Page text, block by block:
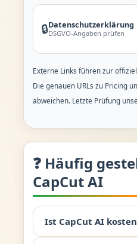
🔒Datenschutzerklärung
DSGVO-Angaben prüfen
Externe Links führen zur
Die genauen URLs zu Pricing
abweichen. Letzte Prüfung
❓ Häufig
CapCut AI
Ist CapCut AI